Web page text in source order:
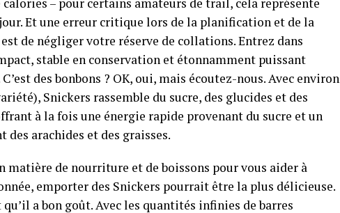
calories – pour certains amateurs de trail, cela représente
Et une erreur critique lors de la planification et de la
de négliger votre réserve de collations. Entrez dans
stable en conservation et étonnamment puissant
des bonbons ? OK, oui, mais écoutez-nous. Avec environ
Snickers rassemble du sucre, des glucides et des
à la fois une énergie rapide provenant du sucre et un
arachides et des graisses.
matière de nourriture et de boissons pour vous aider à
emporter des Snickers pourrait être la plus délicieuse.
a bon goût. Avec les quantités infinies de barres